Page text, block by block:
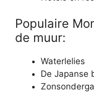
Populaire
de muur:
Waterlelies
De Japanse